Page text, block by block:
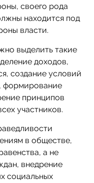
своего рода
находится под
власти.
выделить такие
доходов,
создание условий
формирование
принципов
участников.
в обществе,
а не
внедрение
социальных